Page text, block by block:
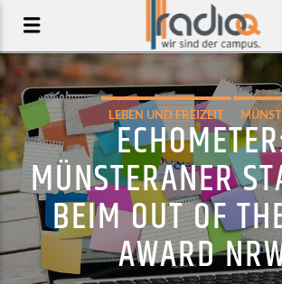
LEBEN UND FREIZEIT
MÜNSTERANER
BEIM OUT OF
AWARD